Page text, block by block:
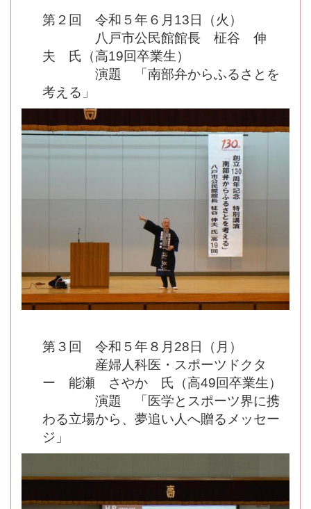
第２回 令和５年６月13日（火）
八戸市公民館館長 柾谷 伸
夫 氏（高19回卒業生）
演題 「南部弁からふるさとを
考える」
第３回 令和５年８月28日（月）
産婦人科医・スポーツドクタ
ー 能瀬 さやか 氏（高49回卒業生）
演題 「医学とスポーツ界に携
わる立場から、夢追い人へ贈るメッセー
ジ」